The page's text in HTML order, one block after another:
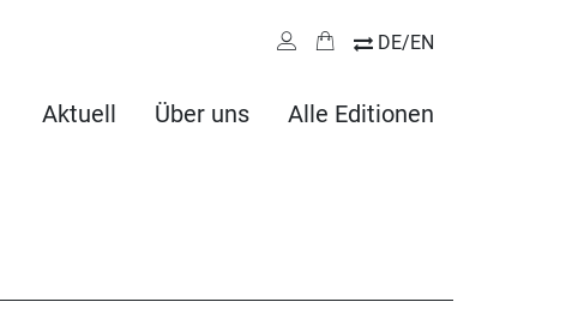
DE/EN
Aktuell Über uns Alle Editionen